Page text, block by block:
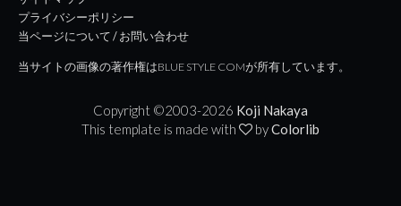
プライバシーポリシー
当ページについて / お問い合わせ
当サイトの画像の著作権はBLUE STYLE COMが所有しています。
Copyright ©2003-2026 Koji Nakaya
This template is made with
byColorlib